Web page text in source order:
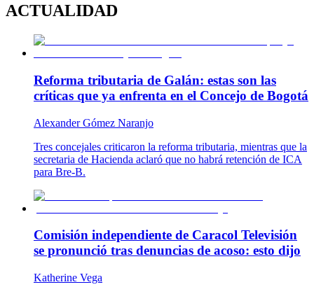
ACTUALIDAD
Reforma tributaria de Galán: estas son las
críticas que ya enfrenta en el Concejo de Bogotá
Alexander Gómez Naranjo
Tres concejales criticaron la reforma tributaria, mientras que la
secretaria de Hacienda aclaró que no habrá retención de ICA
para Bre-B.
Comisión independiente de Caracol Televisión
se pronunció tras denuncias de acoso: esto dijo
Katherine Vega